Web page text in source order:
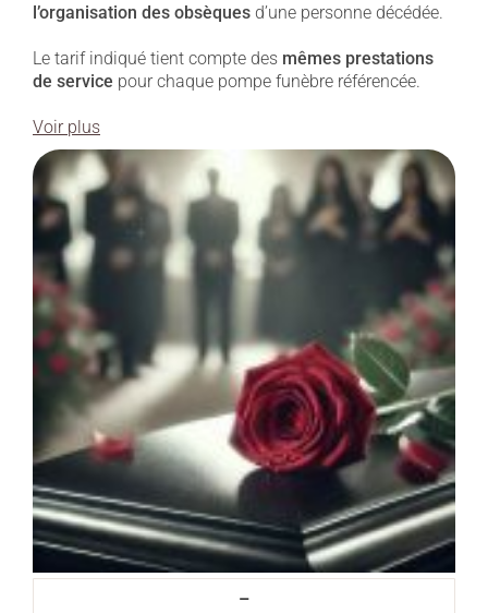
l’organisation des obsèques d’une personne décédée.
Le tarif indiqué tient compte des mêmes prestations
de service pour chaque pompe funèbre référencée.
Voir plus
–